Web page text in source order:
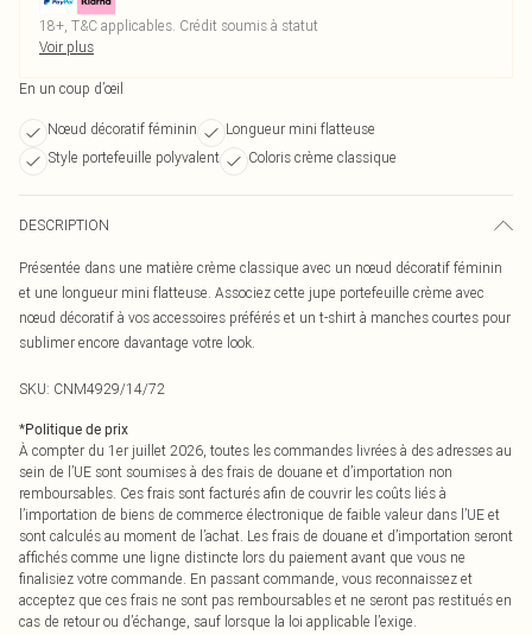
18+, T&C applicables. Crédit soumis à statut
Voir plus
En un coup d’œil
Nœud décoratif féminin
Longueur mini flatteuse
Style portefeuille polyvalent
Coloris crème classique
DESCRIPTION
Présentée dans une matière crème classique avec un nœud décoratif féminin
et une longueur mini flatteuse. Associez cette jupe portefeuille crème avec
nœud décoratif à vos accessoires préférés et un t-shirt à manches courtes pour
sublimer encore davantage votre look.
SKU: CNM4929/14/72
*Politique de prix
À compter du 1er juillet 2026, toutes les commandes livrées à des adresses au
sein de l’UE sont soumises à des frais de douane et d’importation non
remboursables. Ces frais sont facturés afin de couvrir les coûts liés à
l’importation de biens de commerce électronique de faible valeur dans l’UE et
sont calculés au moment de l’achat. Les frais de douane et d’importation seront
affichés comme une ligne distincte lors du paiement avant que vous ne
finalisiez votre commande. En passant commande, vous reconnaissez et
acceptez que ces frais ne sont pas remboursables et ne seront pas restitués en
cas de retour ou d’échange, sauf lorsque la loi applicable l’exige.